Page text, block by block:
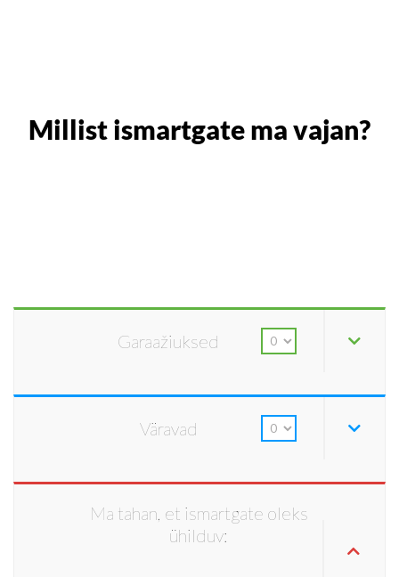
Millist ismartgate ma vajan?
Garaažiuksed
Väravad
Ma tahan, et ismartgate oleks
ühilduv: